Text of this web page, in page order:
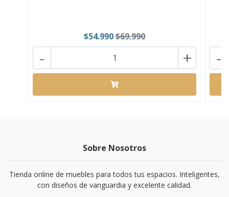
$54.990$69.990
+
- -
Sobre Nosotros
Tienda online de muebles para todos tus espacios. Inteligentes,
con diseños de vanguardia y excelente calidad.